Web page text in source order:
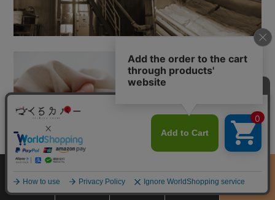
商品をさがす
サイズ
お買物ガイド カート